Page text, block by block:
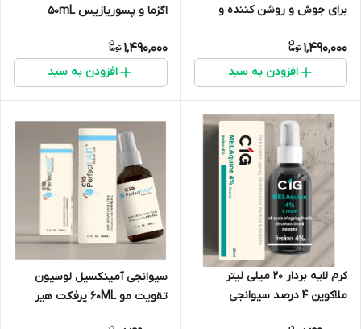
برای جوش و روشن کننده و
1,490,000
افزودن به سبد
اگزما و پسوریازیس 50mL
1,490,000
افزودن به سبد
کرم لایه بردار 20 میلی لیتر
ملاکوین 4 درصد سیوانجی
سیوانجی آمینکسیل لوسیون
تقویت مو 60ML پرفکت هیر